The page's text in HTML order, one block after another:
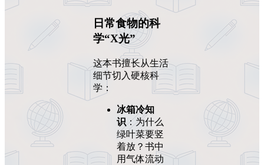
日常食物的科
学“X光”
这本书擅长从生活
细节切入硬核科
学：
冰箱冷知
识 ：为什么
绿叶菜要竖
着放？书中
用气体流动